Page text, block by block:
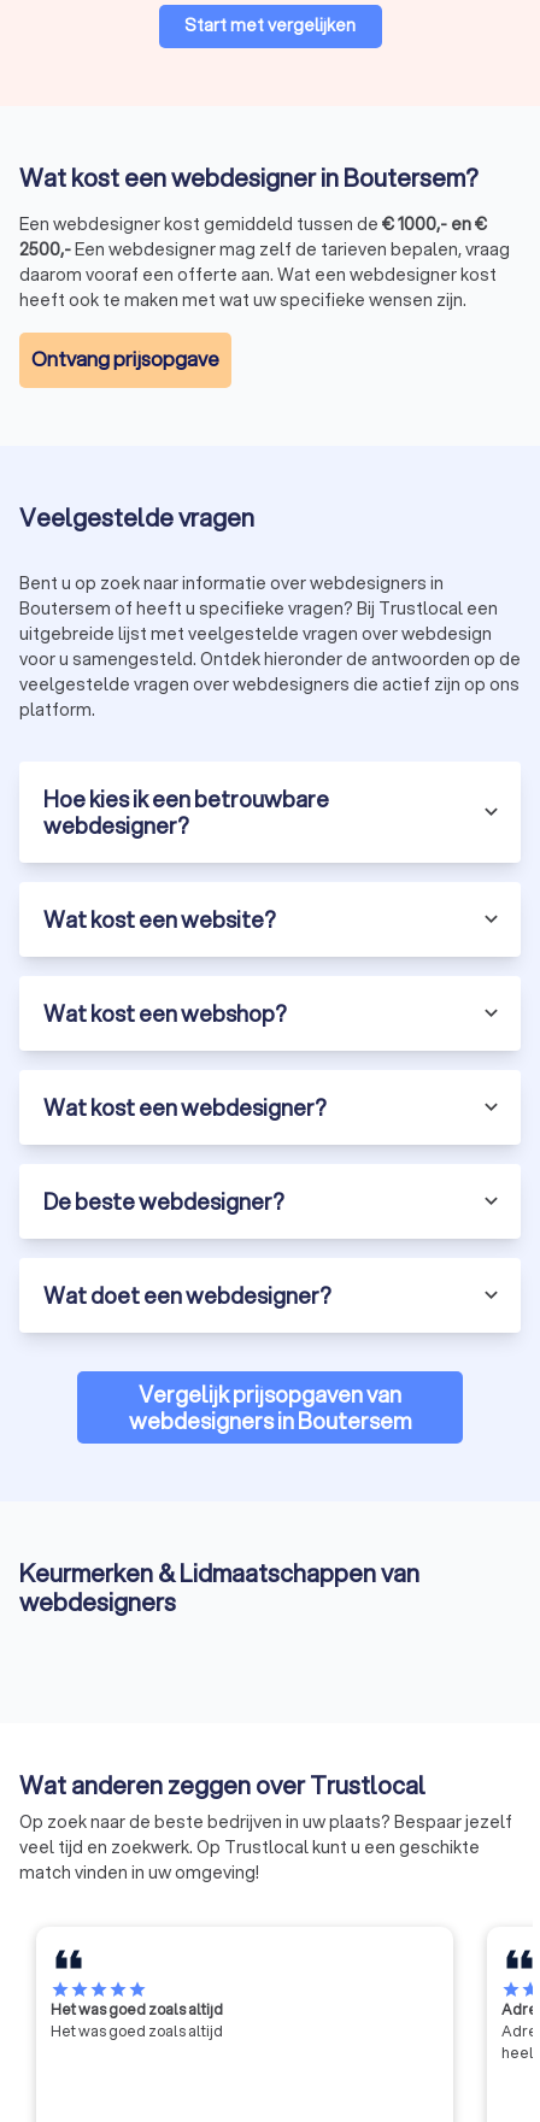
investeren in een professionele webdesigner in Boutersem.
Bij Trustlocal helpen we u graag om de perfecte match te
bereiken van uw bedrijfsdoelen.
Start met vergelijken
Wat kost een webdesigner in Boutersem?
Een webdesigner kost gemiddeld tussen de €1000,- en€
2500,-Een webdesigner mag zelf de tarieven bepalen, vraag
daarom vooraf een offerte aan. Wat een webdesigner kost
heeft ook te maken met wat uw specifieke wensen zijn.
Ontvang prijsopgave
Veelgestelde vragen
Bent u op zoek naar informatie over webdesigners in
Boutersem of heeft u specifieke vragen? Bij Trustlocal een
uitgebreide lijst met veelgestelde vragen over webdesign
voor u samengesteld. Ontdek hieronder de antwoorden op de
veelgestelde vragen over webdesigners die actief zijn op ons
platform.
Hoe kies ik een betrouwbare
webdesigner?
Wat kost een website?
Wat kost een webshop?
Wat kost een webdesigner?
De beste webdesigner?
Wat doet een webdesigner?
Vergelijk prijsopgaven van
webdesigners in Boutersem
Keurmerken & Lidmaatschappen van
webdesigners
Wat anderen zeggen over Trustlocal
Op zoek naar de beste bedrijven in uw plaats? Bespaar jezelf
veel tijd en zoekwerk. Op Trustlocal kunt u een geschikte
match vinden in uw omgeving!
starstarstarstarstar
Het was goed zoals altijd
Het was goed zoals altijd
starstar
heel